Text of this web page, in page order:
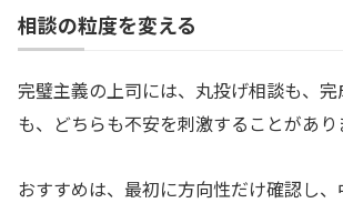
相談の粒度を変える
完璧主義の上司には、丸投げ相談も、
も、どちらも不安を刺激することがあり
おすすめは、最初に方向性だけ確認し